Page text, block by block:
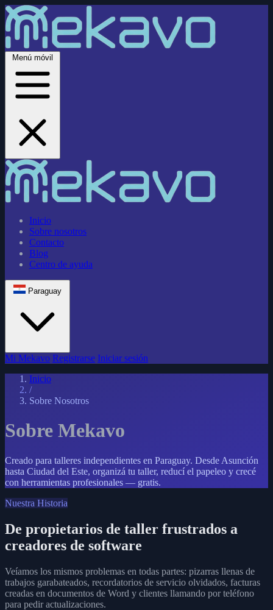
Menú móvil
Inicio
Sobre nosotros
Contacto
Blog
Centro de ayuda
Paraguay
Mi Mekavo Registrarse Iniciar sesión
Inicio
/
Sobre Nosotros
Sobre Mekavo
Creado para talleres independientes en Paraguay. Desde Asunción
hasta Ciudad del Este, organizá tu taller, reducí el papeleo y crecé
con herramientas profesionales — gratis.
Nuestra Historia
De propietarios de taller frustrados a
creadores de software
Veíamos los mismos problemas en todas partes: pizarras llenas de
trabajos garabateados, recordatorios de servicio olvidados, facturas
creadas en documentos de Word y clientes llamando por teléfono
para pedir actualizaciones.